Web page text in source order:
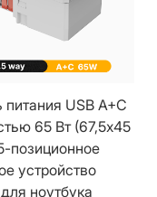
USB A+C
65 Вт (67,5x45
позиционное
устройство
ноутбука